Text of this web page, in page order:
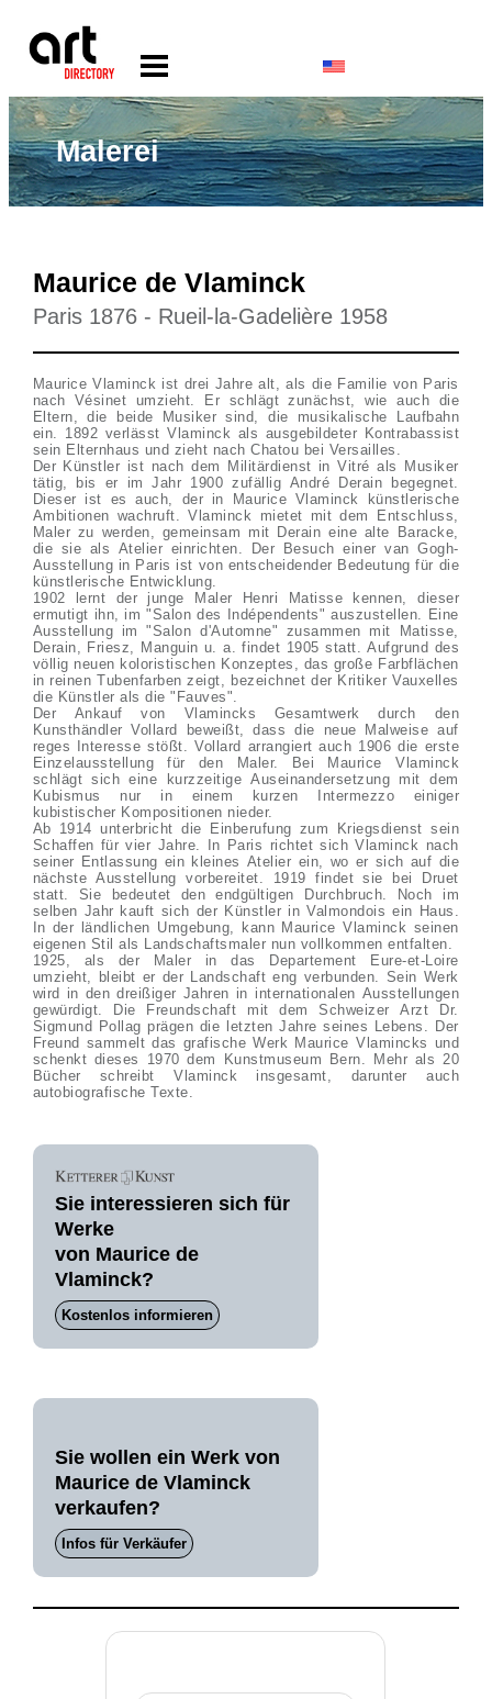
Malerei
Maurice de Vlaminck
Paris 1876 - Rueil-la-Gadelière 1958
Maurice Vlaminck ist drei Jahre alt, als die Familie von Paris
nach Vésinet umzieht. Er schlägt zunächst, wie auch die
Eltern, die beide Musiker sind, die musikalische Laufbahn
ein. 1892 verlässt Vlaminck als ausgebildeter Kontrabassist
sein Elternhaus und zieht nach Chatou bei Versailles.
Der Künstler ist nach dem Militärdienst in Vitré als Musiker
tätig, bis er im Jahr 1900 zufällig André Derain begegnet.
Dieser ist es auch, der in Maurice Vlaminck künstlerische
Ambitionen wachruft. Vlaminck mietet mit dem Entschluss,
Maler zu werden, gemeinsam mit Derain eine alte Baracke,
die sie als Atelier einrichten. Der Besuch einer van Gogh-
Ausstellung in Paris ist von entscheidender Bedeutung für die
künstlerische Entwicklung.
1902 lernt der junge Maler Henri Matisse kennen, dieser
ermutigt ihn, im "Salon des Indépendents" auszustellen. Eine
Ausstellung im "Salon d'Automne" zusammen mit Matisse,
Derain, Friesz, Manguin u. a. findet 1905 statt. Aufgrund des
völlig neuen koloristischen Konzeptes, das große Farbflächen
in reinen Tubenfarben zeigt, bezeichnet der Kritiker Vauxelles
die Künstler als die "Fauves".
Der Ankauf von Vlamincks Gesamtwerk durch den
Kunsthändler Vollard beweißt, dass die neue Malweise auf
reges Interesse stößt. Vollard arrangiert auch 1906 die erste
Einzelausstellung für den Maler. Bei Maurice Vlaminck
schlägt sich eine kurzzeitige Auseinandersetzung mit dem
Kubismus nur in einem kurzen Intermezzo einiger
kubistischer Kompositionen nieder.
Ab 1914 unterbricht die Einberufung zum Kriegsdienst sein
Schaffen für vier Jahre. In Paris richtet sich Vlaminck nach
seiner Entlassung ein kleines Atelier ein, wo er sich auf die
nächste Ausstellung vorbereitet. 1919 findet sie bei Druet
statt. Sie bedeutet den endgültigen Durchbruch. Noch im
selben Jahr kauft sich der Künstler in Valmondois ein Haus.
In der ländlichen Umgebung, kann Maurice Vlaminck seinen
eigenen Stil als Landschaftsmaler nun vollkommen entfalten.
1925, als der Maler in das Departement Eure-et-Loire
umzieht, bleibt er der Landschaft eng verbunden. Sein Werk
wird in den dreißiger Jahren in internationalen Ausstellungen
gewürdigt. Die Freundschaft mit dem Schweizer Arzt Dr.
Sigmund Pollag prägen die letzten Jahre seines Lebens. Der
Freund sammelt das grafische Werk Maurice Vlamincks und
schenkt dieses 1970 dem Kunstmuseum Bern. Mehr als 20
Bücher schreibt Vlaminck insgesamt, darunter auch
autobiografische Texte.
Sie interessieren sich für
Werke
von Maurice de
Vlaminck?
Kostenlos informieren
Sie wollen ein Werk von
Maurice de Vlaminck
verkaufen?
Infos für Verkäufer